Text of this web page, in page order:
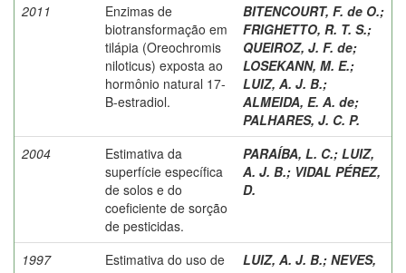
2011
Enzimas de
biotransformação em
tilápia (Oreochromis
niloticus) exposta ao
hormônio natural 17-
B-estradiol.
BITENCOURT, F. de O.;
FRIGHETTO, R. T. S.;
QUEIROZ, J. F. de;
LOSEKANN, M. E.;
LUIZ, A. J. B.;
ALMEIDA, E. A. de;
PALHARES, J. C. P.
2004
Estimativa da
superfície específica
de solos e do
coeficiente de sorção
de pesticidas.
PARAÍBA, L. C.; LUIZ,
A. J. B.; VIDAL PÉREZ,
D.
1997
Estimativa do uso de
LUIZ, A. J. B.; NEVES,